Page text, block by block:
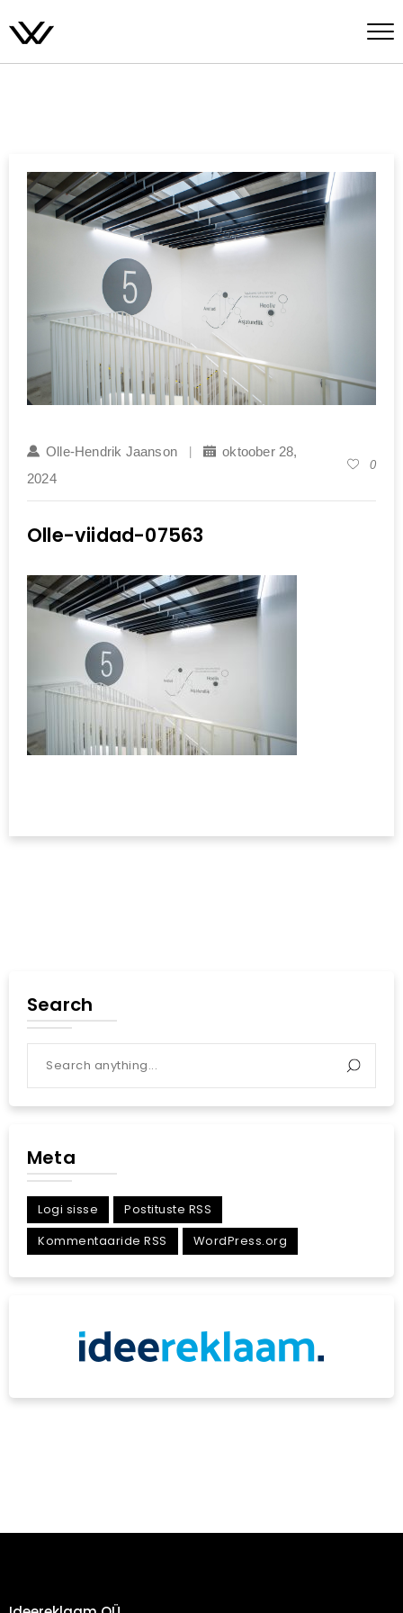
Olle-Hendrik Jaanson
oktoober 28,
2024
0
Olle-viidad-07563
Search
Meta
Logi sisse
Postituste RSS
Kommentaaride RSS
WordPress.org